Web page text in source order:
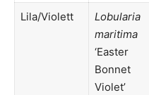
Lila/Violett
Lobularia
maritima
‘Easter
Bonnet
Violet’